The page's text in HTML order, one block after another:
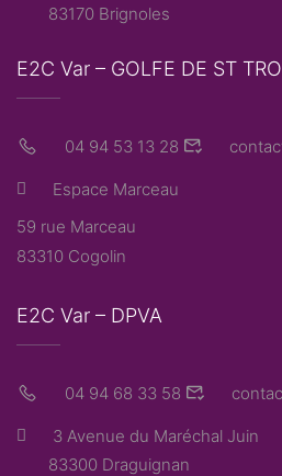
83170 Brignoles
E2C Var – GOLFE DE ST
04 94 53 13 28
Espace Marceau
59 rue Marceau
83310 Cogolin
E2C Var – DPVA
04 94 68 33 58
3 Avenue du Maréchal Juin
83300 Draguignan